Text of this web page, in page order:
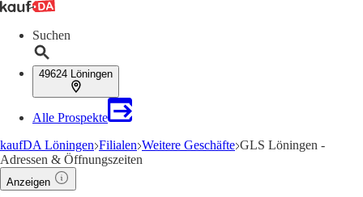
Suchen
49624 Löningen
Alle Prospekte
kaufDA Löningen Filialen Weitere Geschäfte GLS Löningen -
Adressen & Öffnungszeiten
Anzeigen